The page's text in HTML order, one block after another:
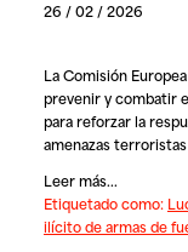
26 / 02 / 2026
La Comisión
prevenir y combatir
para reforzar la
amenazas
Leer más...
Etiquetado como:
ilícito de armas de